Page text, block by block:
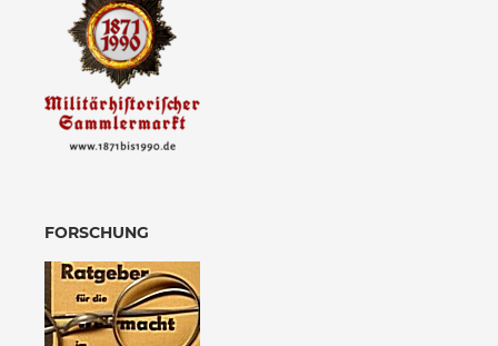
FORSCHUNG